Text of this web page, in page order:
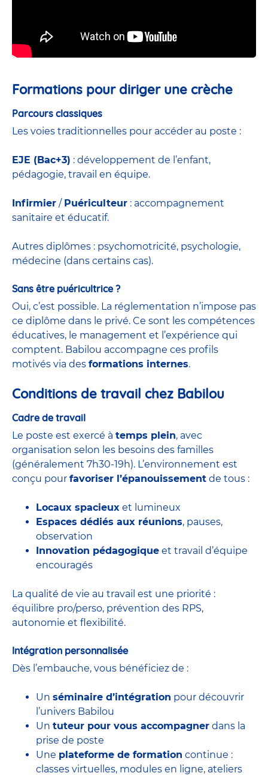
Formations pour diriger une crèche
Parcours classiques
Les voies traditionnelles pour accéder au poste :
EJE (Bac+3) : développement de l’enfant,
pédagogie, travail en équipe.
Infirmier / Puériculteur : accompagnement
sanitaire et éducatif.
Autres diplômes : psychomotricité, psychologie,
médecine (dans certains cas).
Sans être puéricultrice ?
Oui, c’est possible. La réglementation n’impose pas
ce diplôme dans le privé. Ce sont les compétences
éducatives, le management et l’expérience qui
comptent. Babilou accompagne ces profils
motivés via des formations internes.
Conditions de travail chez Babilou
Cadre de travail
Le poste est exercé à temps plein, avec
organisation selon les besoins des familles
(généralement 7h30-19h). L’environnement est
conçu pour favoriser l’épanouissement de tous :
Locaux spacieux et lumineux
Espaces dédiés aux réunions, pauses,
observation
Innovation pédagogique et travail d’équipe
encouragés
La qualité de vie au travail est une priorité :
équilibre pro/perso, prévention des RPS,
autonomie et flexibilité.
Intégration personnalisée
Dès l’embauche, vous bénéficiez de :
Un séminaire d’intégration pour découvrir
l’univers Babilou
Un tuteur pour vous accompagner dans la
prise de poste
Une plateforme de formation continue :
classes virtuelles, modules en ligne, ateliers